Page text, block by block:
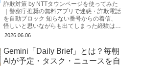
詐欺対策 by NTTタウンページを使ってみた
｜警察庁推奨の無料アプリで迷惑・詐欺電話
を自動ブロック 知らない番号からの着信、
怪しいと思いながらも出てしまった経験はな
いでしょうか？2026年3月、警察庁が公式に
2026.06.06
Gemini「Daily Brief」とは？毎朝
AIが予定・タスク・ニュースを自